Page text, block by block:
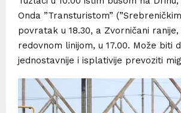
Onda ”Transturistom”
povratak u 18.30, a Zvorničani
redovnom linijom, u 17.00. Može biti
jednostavnije i isplativije prevoziti